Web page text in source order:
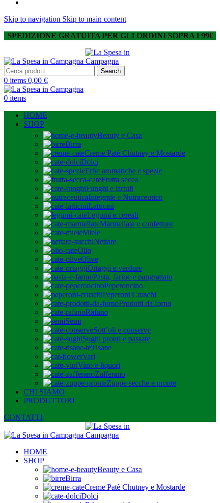
Skip to navigation Skip to main content
SPEDIZIONE GRATUITA PER GLI ORDINI SOPRA I 99€
Search
0 items 0,00 €
0 items
HOME
SHOP
Beauty e Casa
Birra
Creme Patè Chutney e Mostarde
Dolci
Erbe aromatiche e spezie
Frutta secca
Funghi e tartufi
Integrale e Nutraceutico
Latticini
Legumi e cereali
Marmellate e confetture
Miele
Nettare
Olio
Olive
Ortaggi e verdure
Pasta, farine e pangrattato
Peperoncino
Peperoni Cruschi
Prodotti da forno
Rafano
Semi
Sott’oli e conserve
Sughi pronti e passate
Tisane
Vari
Vino e liquori
Zafferano
Zuppe secche e pronte
CHI SIAMO
PRODUTTORI
CONTATTI
HOME
SHOP
Beauty e Casa
Birra
Creme Patè Chutney e Mostarde
Dolci